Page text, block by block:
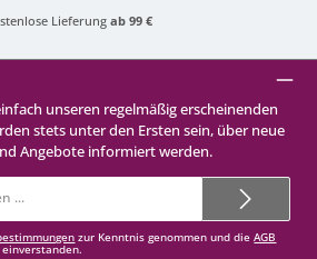
Lieferung ab 99 €
unseren regelmäßig erscheinenden
stets unter den Ersten sein, über neue
Angebote informiert werden.
Mail-
zur Kenntnis genommen und dieAGB